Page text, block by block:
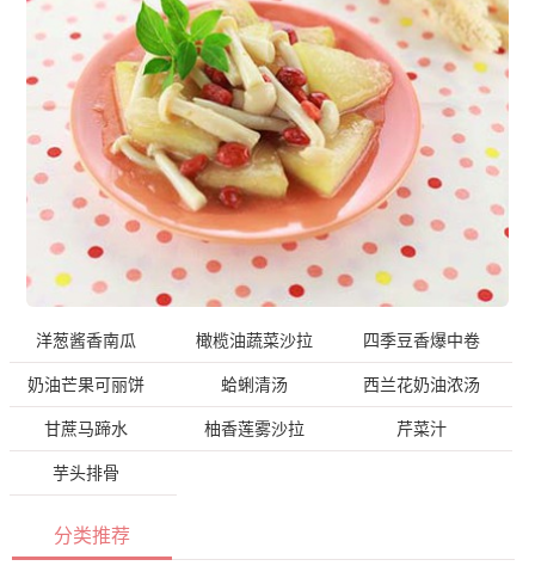
洋葱酱香南瓜 橄榄油蔬菜沙拉 四季豆香爆中卷
奶油芒果可丽饼 蛤蜊清汤 西兰花奶油浓汤
甘蔗马蹄水 柚香莲雾沙拉 芹菜汁
芋头排骨
分类推荐